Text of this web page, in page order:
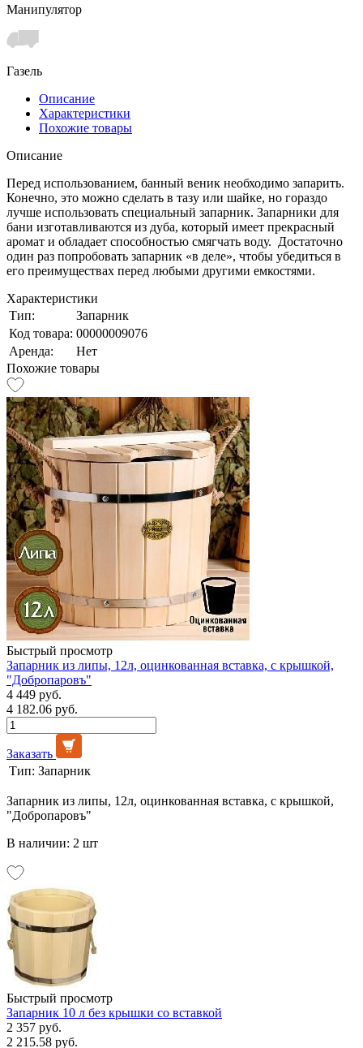
Манипулятор
Газель
Описание
Характеристики
Похожие товары
Описание
Перед использованием, банный веник необходимо запарить.
Конечно, это можно сделать в тазу или шайке, но гораздо
лучше использовать специальный запарник. Запарники для
бани изготавливаются из дуба, который имеет прекрасный
аромат и обладает способностью смягчать воду. Достаточно
один раз попробовать запарник «в деле», чтобы убедиться в
его преимуществах перед любыми другими емкостями.
Характеристики
Тип:
Запарник
Код товара: 00000009076
Аренда:
Нет
Похожие товары
Быстрый просмотр
Запарник из липы, 12л, оцинкованная вставка, с крышкой,
"Добропаровъ"
4 449 руб.
4 182.06 руб.
Заказать
Тип: Запарник
Запарник из липы, 12л, оцинкованная вставка, с крышкой,
"Добропаровъ"
В наличии: 2 шт
Быстрый просмотр
Запарник 10 л без крышки со вставкой
2 357 руб.
2 215.58 руб.